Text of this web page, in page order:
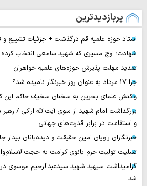
پربازدیدترین
استاد حوزه علمیه قم درگذشت + جزئیات تشییع و
شهادت؛ اوج مسیری که شهید سامعی انتخاب کرده
تمدید مهلت پذیرش حوزه‌های علمیه خواهران
چرا 17 مرداد به عنوان روز خبرنگار نامیده شد؟
واکنش علمای بحرین به سخنان سخیف حاکم این
بزرگداشت امام شهید از سوی آیت‌الله اراکی / رهبر
و استقامت در برابر قدرت‌های جهانی
خبرنگاران راویان امین حقیقت و دیده‌بانان بیدار
تسلیت تولیت حرم بانوی کرامت به
گرامیداشت سپهبد شهید سیدعبدالرحیم موسوی در
شد